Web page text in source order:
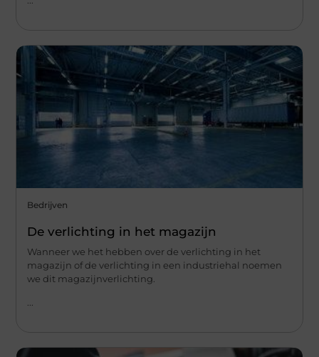
Bedrijven
De verlichting in het magazijn
Wanneer we het hebben over de verlichting in het
magazijn of de verlichting in een industriehal noemen
we dit magazijnverlichting.